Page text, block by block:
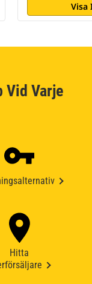
Visa
Vid Varje
Hitta